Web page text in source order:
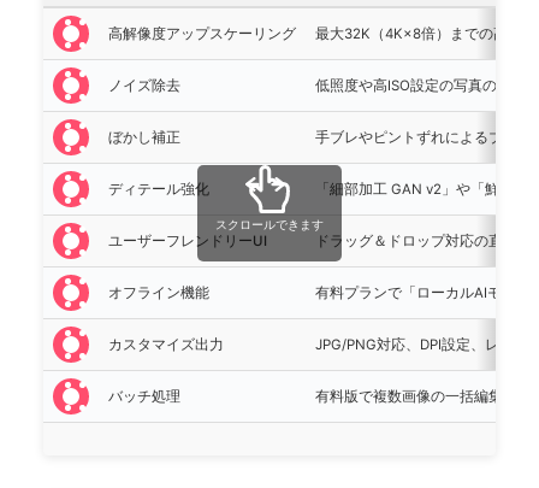
高解像度アップスケーリング 最大32K（4K×8倍）までの高精
ノイズ除去 低照度や高ISO設定の写真のノイ
ぼかし補正 手ブレやピントずれによるブラ
ディテール強化 「細部加工 GAN v2」や「鮮明
ユーザーフレンドリーUI ドラッグ＆ドロップ対応の直感
オフライン機能 有料プランで「ローカルAIモデル
カスタマイズ出力 JPG/PNG対応、DPI設定、レタッ
バッチ処理 有料版で複数画像の一括編集が可
スクロールできます